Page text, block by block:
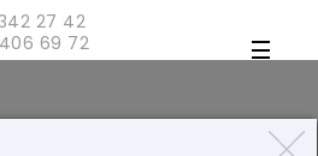
27 42
69 72
ТОВАРІВ 0 (0 ГРН)